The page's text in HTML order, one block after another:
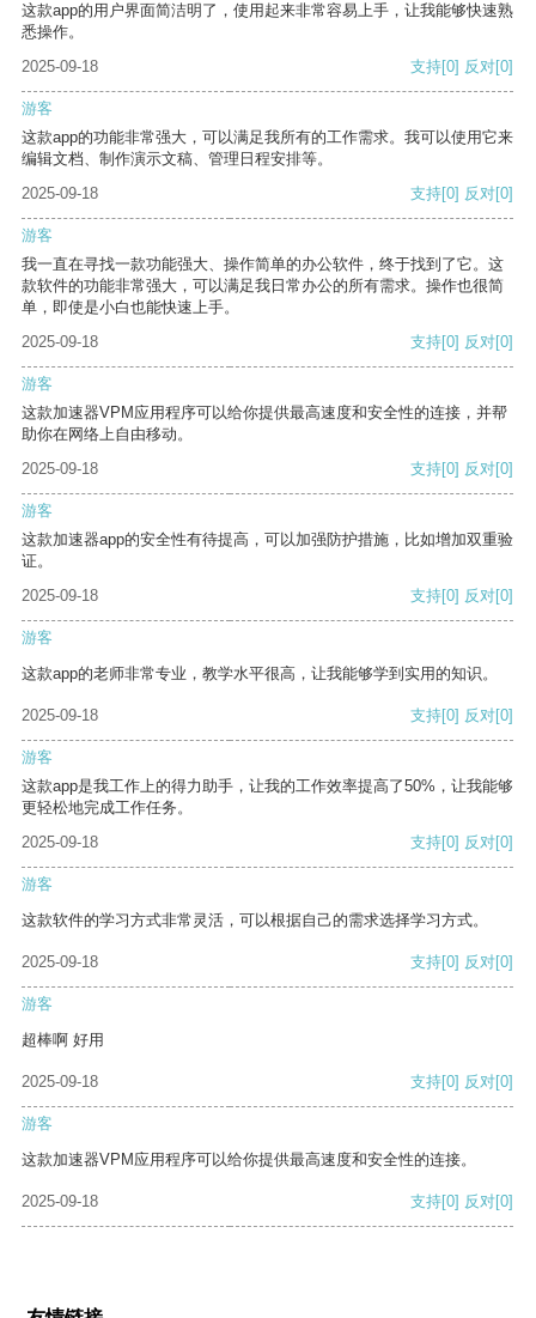
这款app的用户界面简洁明了，使用起来非常容易上手，让我能够快速熟
悉操作。
2025-09-18
支持[0] 反对[0]
游客
这款app的功能非常强大，可以满足我所有的工作需求。我可以使用它来
编辑文档、制作演示文稿、管理日程安排等。
2025-09-18
支持[0] 反对[0]
游客
我一直在寻找一款功能强大、操作简单的办公软件，终于找到了它。这
款软件的功能非常强大，可以满足我日常办公的所有需求。操作也很简
单，即使是小白也能快速上手。
2025-09-18
支持[0] 反对[0]
游客
这款加速器VPM应用程序可以给你提供最高速度和安全性的连接，并帮
助你在网络上自由移动。
2025-09-18
支持[0] 反对[0]
游客
这款加速器app的安全性有待提高，可以加强防护措施，比如增加双重验
证。
2025-09-18
支持[0] 反对[0]
游客
这款app的老师非常专业，教学水平很高，让我能够学到实用的知识。
2025-09-18 支持[0] 反对[0]
游客
这款app是我工作上的得力助手，让我的工作效率提高了50%，让我能够
更轻松地完成工作任务。
2025-09-18
支持[0] 反对[0]
游客
这款软件的学习方式非常灵活，可以根据自己的需求选择学习方式。
2025-09-18 支持[0] 反对[0]
游客
超棒啊 好用
2025-09-18 支持[0] 反对[0]
游客
这款加速器VPM应用程序可以给你提供最高速度和安全性的连接。
2025-09-18 支持[0] 反对[0]